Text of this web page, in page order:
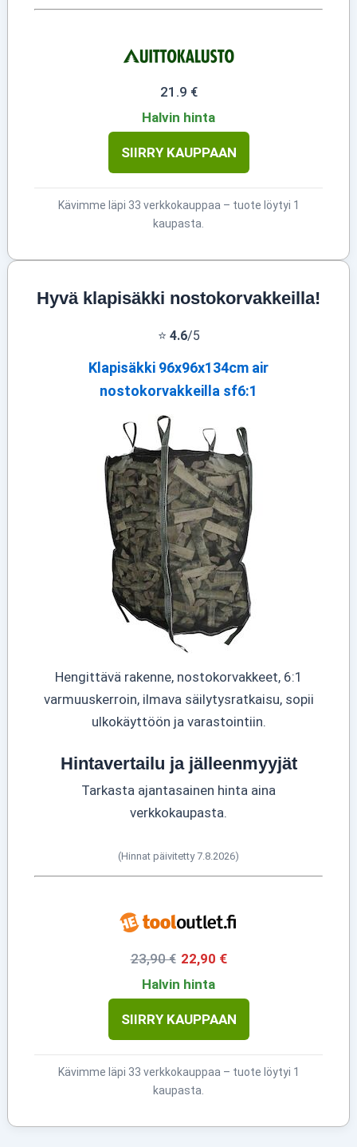
21.9 €
Halvin hinta
SIIRRY KAUPPAAN
Kävimme läpi 33 verkkokauppaa – tuote löytyi 1
kaupasta.
Hyvä klapisäkki nostokorvakkeilla!
⭐ 4.6/5
Klapisäkki 96x96x134cm air
nostokorvakkeilla sf6:1
Hengittävä rakenne, nostokorvakkeet, 6:1
varmuuskerroin, ilmava säilytysratkaisu, sopii
ulkokäyttöön ja varastointiin.
Hintavertailu ja jälleenmyyjät
Tarkasta ajantasainen hinta aina
verkkokaupasta.
(Hinnat päivitetty 7.8.2026)
23,90 € 22,90 €
Halvin hinta
SIIRRY KAUPPAAN
Kävimme läpi 33 verkkokauppaa – tuote löytyi 1
kaupasta.